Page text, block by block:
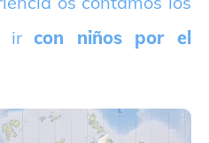
ircon niños por el